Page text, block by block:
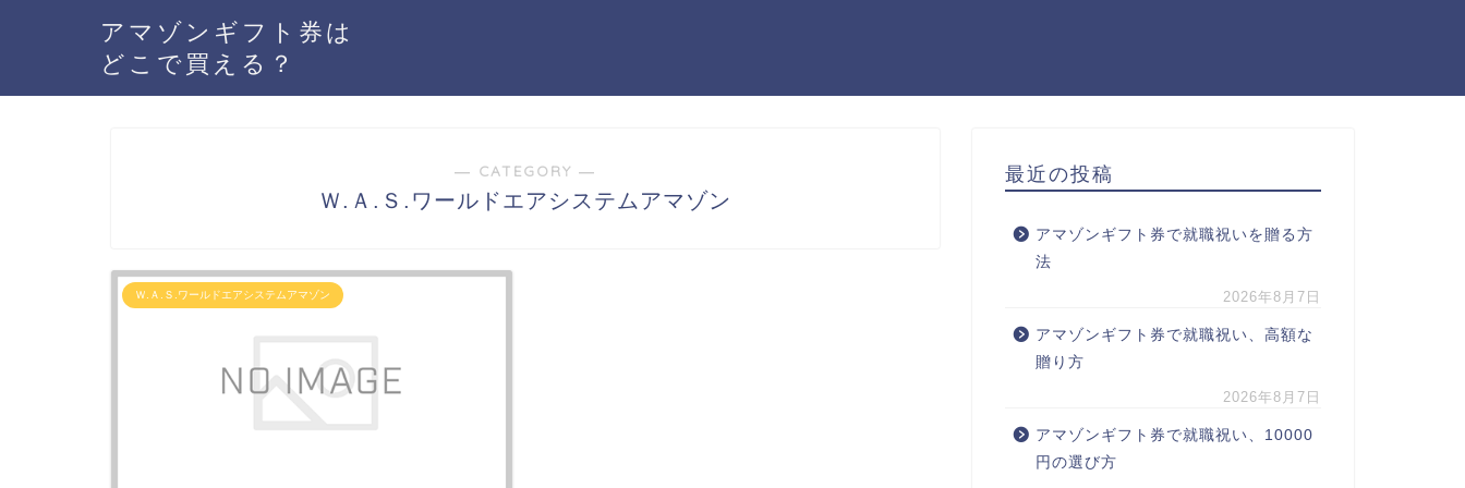
アマゾンギフト券は
どこで買える？
― CATEGORY ―
Ｗ.Ａ.Ｓ.ワールドエアシステムアマゾン
Ｗ.Ａ.Ｓ.ワールドエアシステムアマゾン
最近の投稿
アマゾンギフト券で就職祝いを贈る方
法
2026年8月7日
アマゾンギフト券で就職祝い、高額な
贈り方
2026年8月7日
アマゾンギフト券で就職祝い、10000
円の選び方